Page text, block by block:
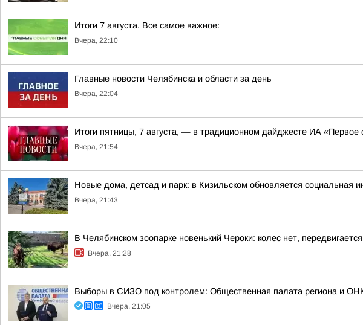
Итоги 7 августа. Все самое важное:
Вчера, 22:10
Главные новости Челябинска и области за день
Вчера, 22:04
Итоги пятницы, 7 августа, — в традиционном дайджесте ИА «Первое
Вчера, 21:54
Новые дома, детсад и парк: в Кизильском обновляется социальная
Вчера, 21:43
В Челябинском зоопарке новенький Чероки: колес нет,
Вчера, 21:28
Выборы в СИЗО под контролем: Общественная палата региона и
Вчера, 21:05